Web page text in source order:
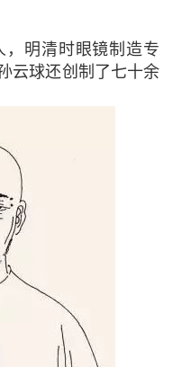
，明清时眼镜制造专
云球还创制了七十余